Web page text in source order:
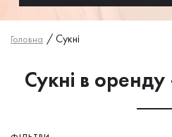
Головна /Сукнi
Сукні в